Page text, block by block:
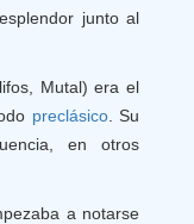
junto al
Mutal) era el
preclásico. Su
en otros
a notarse